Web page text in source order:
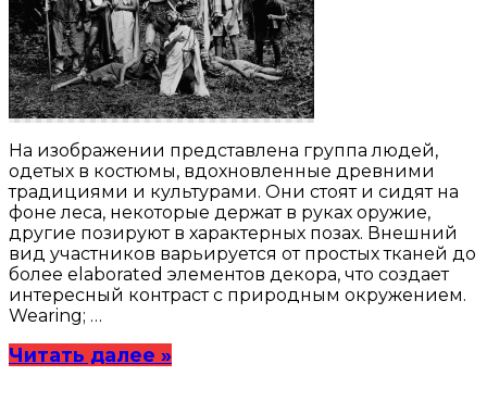
На изображении представлена группа людей,
одетых в костюмы, вдохновленные древними
традициями и культурами. Они стоят и сидят на
фоне леса, некоторые держат в руках оружие,
другие позируют в характерных позах. Внешний
вид участников варьируется от простых тканей до
более elaborated элементов декора, что создает
интересный контраст с природным окружением.
Wearing; …
Читать далее »